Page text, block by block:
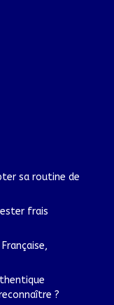
sa routine de
frais
?